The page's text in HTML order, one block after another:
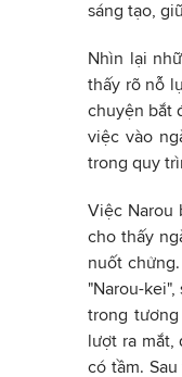
sáng tạo,
Nhìn lại
thấy rõ nỗ
chuyện bắt
việc vào
trong quy
Việc Narou
cho thấy
nuốt
"Narou-
trong
lượt ra mắt,
có tầm.